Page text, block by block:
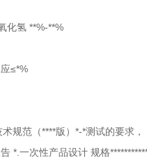
化氢 **%-**%
≤*%
规范（****版）*-*测试的要求
*.一次性产品设计 规格